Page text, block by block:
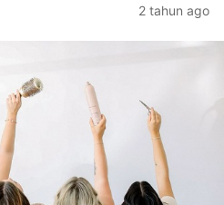
2 tahun ago